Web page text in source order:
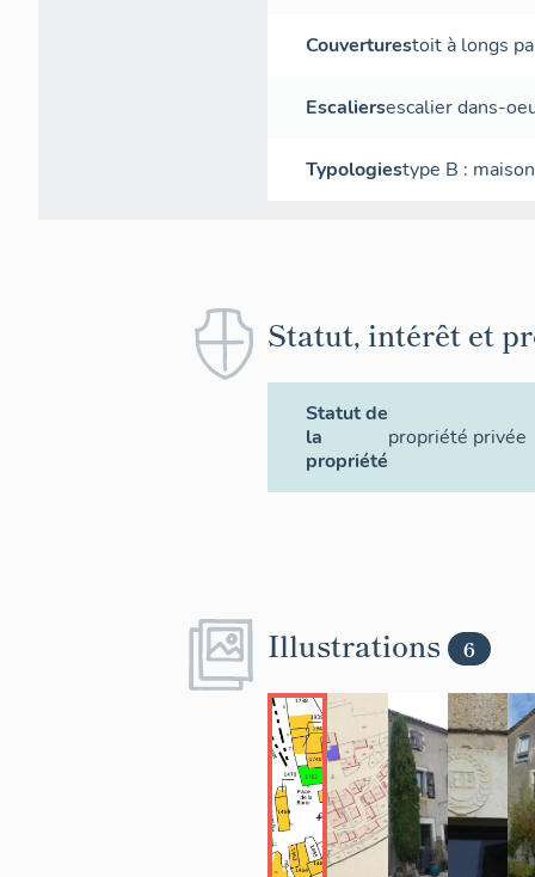
Couverturestoit à longs
Escaliersescalier dans-
Typologiestype B :
Statut, intérêt et
Statut de
la
propriété
propriété privée
Illustrations 6